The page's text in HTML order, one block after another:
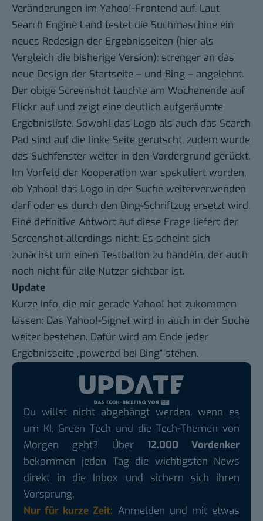
Veränderungen im Yahoo!-Frontend auf. Laut
Search Engine Land testet die Suchmaschine ein
neues Redesign der Ergebnisseiten (hier als
Vergleich die bisherige Version): strenger an das
neue Design der Startseite – und Bing – angelehnt.
Der obige Screenshot tauchte am Wochenende auf
Flickr auf und zeigt eine deutlich aufgeräumte
Ergebnisliste. Sowohl das Logo als auch das Search
Pad sind auf die linke Seite gerutscht, zudem wurde
das Suchfenster weiter in den Vordergrund gerückt.
Im Vorfeld der Kooperation war spekuliert worden,
ob Yahoo! das Logo in der Suche weiterverwenden
darf oder es durch den Bing-Schriftzug ersetzt wird.
Eine definitive Antwort auf diese Frage liefert der
Screenshot allerdings nicht: Es scheint sich
zunächst um einen Testballon zu handeln, der auch
noch nicht für alle Nutzer sichtbar ist.
Update
Kurze Info, die mir gerade Yahoo! hat zukommen
lassen: Das Yahoo!-Signet wird in auch in der Suche
weiter bestehen. Dafür wird am Ende jeder
Ergebnisseite „powered bei Bing“ stehen.
Du willst nicht abgehängt werden, wenn es
um KI, Green Tech und die Tech-Themen von
Morgen geht? Über 12.000 Vordenker
bekommen jeden Tag die wichtigsten News
direkt in die Inbox und sichern sich ihren
Vorsprung.
Nur für kurze Zeit: Anmelden und mit etwas